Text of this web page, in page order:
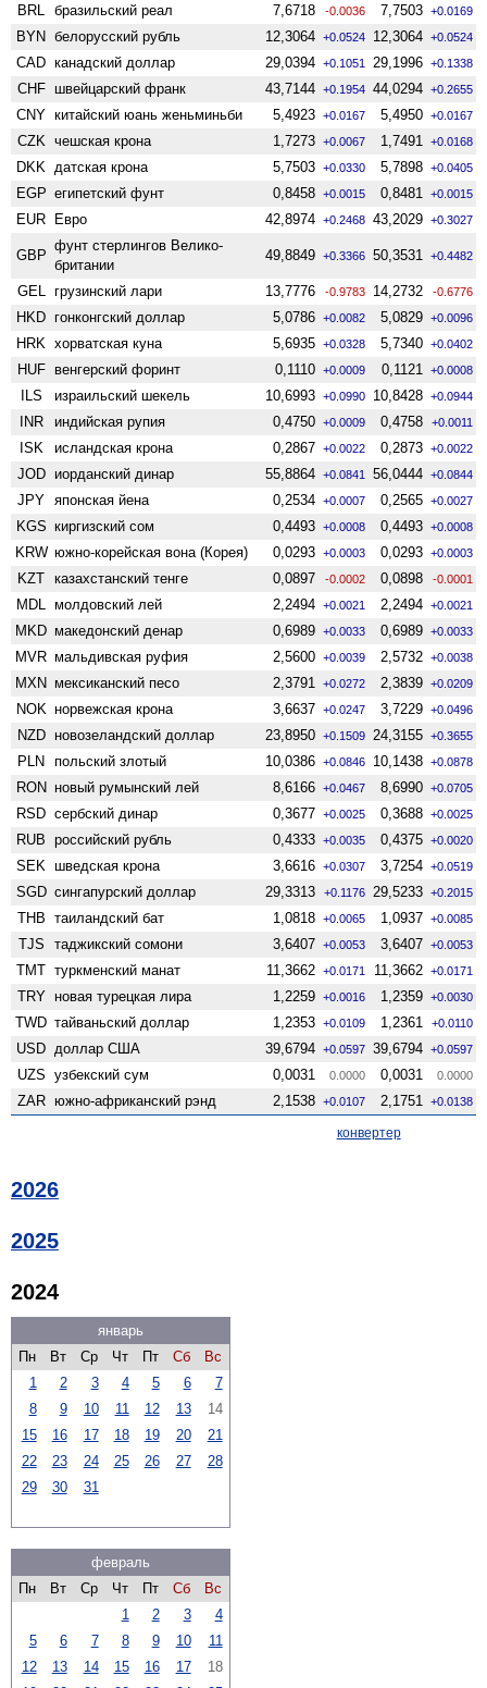
BRL бразильский реал 7,6718 -0.0036 7,7503 +0.0169
BYN белорусский рубль 12,3064 +0.0524 12,3064 +0.0524
CAD канадский доллар 29,0394 +0.1051 29,1996 +0.1338
CHF швейцарский франк 43,7144 +0.1954 44,0294 +0.2655
CNY китайский юань женьминьби 5,4923 +0.0167 5,4950 +0.0167
CZK чешская крона 1,7273 +0.0067 1,7491 +0.0168
DKK датская крона 5,7503 +0.0330 5,7898 +0.0405
EGP египетский фунт 0,8458 +0.0015 0,8481 +0.0015
EUR Евро 42,8974 +0.2468 43,2029 +0.3027
GBP
фунт стерлингов Велико­
британии
49,8849 +0.3366 50,3531 +0.4482
GEL грузинский лари 13,7776 -0.9783 14,2732 -0.6776
HKD гонконгский доллар 5,0786 +0.0082 5,0829 +0.0096
HRK хорватская куна 5,6935 +0.0328 5,7340 +0.0402
HUF венгерский форинт 0,1110 +0.0009 0,1121 +0.0008
ILS израильский шекель 10,6993 +0.0990 10,8428 +0.0944
INR индийская рупия 0,4750 +0.0009 0,4758 +0.0011
ISK исландская крона 0,2867 +0.0022 0,2873 +0.0022
JOD иорданский динар 55,8864 +0.0841 56,0444 +0.0844
JPY японская йена 0,2534 +0.0007 0,2565 +0.0027
KGS киргизский сом 0,4493 +0.0008 0,4493 +0.0008
KRW южно-корейская вона (Корея) 0,0293 +0.0003 0,0293 +0.0003
KZT казахстанский тенге 0,0897 -0.0002 0,0898 -0.0001
MDL молдовский лей 2,2494 +0.0021 2,2494 +0.0021
MKD македонский денар 0,6989 +0.0033 0,6989 +0.0033
MVR мальдивская руфия 2,5600 +0.0039 2,5732 +0.0038
MXN мексиканский песо 2,3791 +0.0272 2,3839 +0.0209
NOK норвежская крона 3,6637 +0.0247 3,7229 +0.0496
NZD ново­зеландский доллар 23,8950 +0.1509 24,3155 +0.3655
PLN польский злотый 10,0386 +0.0846 10,1438 +0.0878
RON новый румынский лей 8,6166 +0.0467 8,6990 +0.0705
RSD сербский динар 0,3677 +0.0025 0,3688 +0.0025
RUB российский рубль 0,4333 +0.0035 0,4375 +0.0020
SEK шведская крона 3,6616 +0.0307 3,7254 +0.0519
SGD сингапурский доллар 29,3313 +0.1176 29,5233 +0.2015
THB таиландский бат 1,0818 +0.0065 1,0937 +0.0085
TJS таджикский сомони 3,6407 +0.0053 3,6407 +0.0053
TMT туркменский манат 11,3662 +0.0171 11,3662 +0.0171
TRY новая турецкая лира 1,2259 +0.0016 1,2359 +0.0030
TWD тайваньский доллар 1,2353 +0.0109 1,2361 +0.0110
USD доллар США 39,6794 +0.0597 39,6794 +0.0597
UZS узбекский сум 0,0031 0.0000 0,0031 0.0000
ZAR южно-африканский рэнд 2,1538 +0.0107 2,1751 +0.0138
конвертер
2026
2025
2024
январь
Пн
Вт Ср Чт Пт Сб
Вс
1
2 3 4 5 6
7
8
9 10 11 12 13
14
15
16 17 18 19 20
21
22
23 24 25 26 27
28
29
30 31
февраль
Пн
Вт Ср Чт Пт Сб
Вс
1
2 3
4
5
6 7 8 9 10
11
12
13 14 15 16 17
18